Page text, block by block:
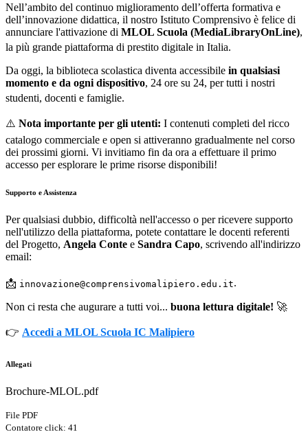
Nell’ambito del continuo miglioramento dell’offerta formativa e
dell’innovazione didattica, il nostro Istituto Comprensivo è felice di
annunciare l'attivazione di MLOL Scuola (MediaLibraryOnLine),
la più grande piattaforma di prestito digitale in Italia.
Da oggi, la biblioteca scolastica diventa accessibile in qualsiasi
momento e da ogni dispositivo, 24 ore su 24, per tutti i nostri
studenti, docenti e famiglie.
⚠️ Nota importante per gli utenti: I contenuti completi del ricco
catalogo commerciale e open si attiveranno gradualmente nel corso
dei prossimi giorni. Vi invitiamo fin da ora a effettuare il primo
accesso per esplorare le prime risorse disponibili!
Supporto e Assistenza
Per qualsiasi dubbio, difficoltà nell'accesso o per ricevere supporto
nell'utilizzo della piattaforma, potete contattare le docenti referenti
del Progetto, Angela Conte e Sandra Capo, scrivendo all'indirizzo
email:
📩 innovazione@comprensivomalipiero.edu.it.
Non ci resta che augurare a tutti voi... buona lettura digitale! 🚀
👉 Accedi a MLOL Scuola IC Malipiero
Allegati
Brochure-MLOL.pdf
File PDF
Contatore click: 41